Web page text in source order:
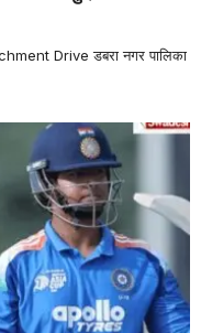
Drive डबरा नगर पालिका